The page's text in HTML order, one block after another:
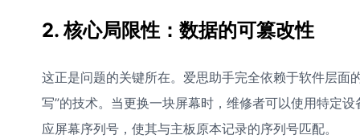
2. 核心局限性：数据的可篡改性
这正是问题的关键所在。爱思助手完全依赖于软件层面
写”的技术。当更换一块屏幕时，维修者可以使用特定
应屏幕序列号，使其与主板原本记录的序列号匹配。